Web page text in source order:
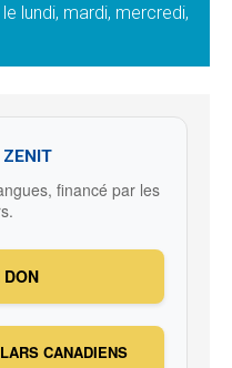
lundi, mardi, mercredi,
ZENIT
financé par les
DON
CANADIENS